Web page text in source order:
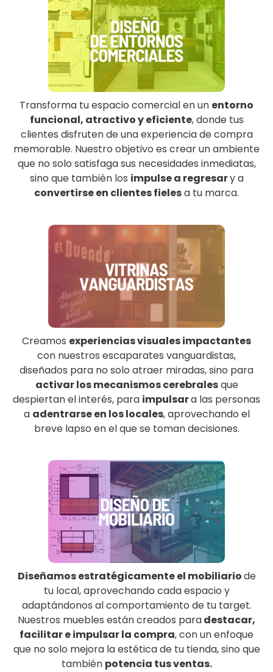
Transforma tu espacio comercial en un entorno
funcional, atractivo y eficiente, donde tus
clientes disfruten de una experiencia de compra
memorable. Nuestro objetivo es crear un ambiente
que no solo satisfaga sus necesidades inmediatas,
sino que también los impulse a regresary a
convertirse en clientes fielesa tu marca.
Creamos experiencias visuales impactantes
con nuestros escaparates vanguardistas,
diseñados para no solo atraer miradas, sino para
activar los mecanismos cerebralesque
despiertan el interés, para impulsara las personas
a adentrarse en los locales, aprovechando el
breve lapso en el que se toman decisiones.
Diseñamosestratégicamente el mobiliariode
tu local, aprovechando cada espacio y
adaptándonos al comportamiento de tu target.
Nuestros muebles están creados paradestacar,
facilitar e impulsar la compra, con un enfoque
que no solo mejora la estética de tu tienda, sino que
también potencia tus ventas.